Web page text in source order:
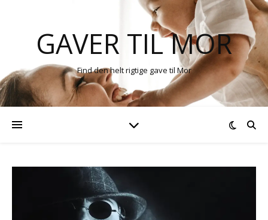
GAVER TIL MOR
Find den helt rigtige gave til Mor